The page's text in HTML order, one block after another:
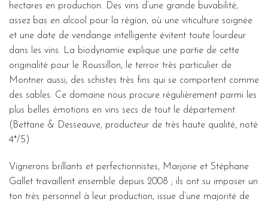
hectares en production. Des vins d’une grande buvabilité,
assez bas en alcool pour la région, où une viticulture soignée
et une date de vendange intelligente évitent toute lourdeur
dans les vins. La biodynamie explique une partie de cette
originalité pour le Roussillon, le terroir très particulier de
Montner aussi, des schistes très fins qui se comportent comme
des sables. Ce domaine nous procure régulièrement parmi les
plus belles émotions en vins secs de tout le département.
(Bettane & Desseauve, producteur de très haute qualité, noté
4*/5)
Vignerons brillants et perfectionnistes, Marjorie et Stéphane
Gallet travaillent ensemble depuis 2008 ; ils ont su imposer un
ton très personnel à leur production, issue d’une majorité de